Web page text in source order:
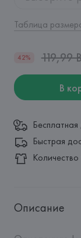
Таблица
42% 119,99
В
Быстрая
Описание